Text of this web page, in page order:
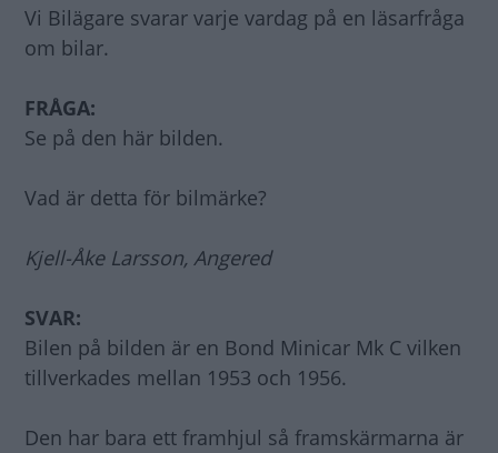
Vi Bilägare svarar varje vardag på en läsarfråga
om bilar.
FRÅGA:
Se på den här bilden.
Vad är detta för bilmärke?
Kjell-Åke Larsson, Angered
SVAR:
Bilen på bilden är en Bond Minicar Mk C vilken
tillverkades mellan 1953 och 1956.
Den har bara ett framhjul så framskärmarna är